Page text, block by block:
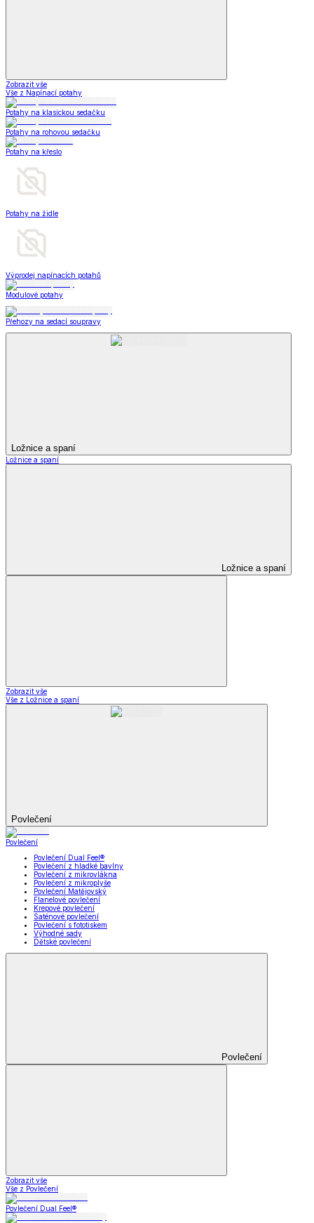
Zobrazit vše
Vše z Napínací potahy
Potahy na klasickou sedačku
Potahy na rohovou sedačku
Potahy na křeslo
Potahy na židle
Výprodej napínacích potahů
Modulové potahy
Přehozy na sedací soupravy
Ložnice a spaní
Ložnice a spaní
Ložnice a spaní
Zobrazit vše
Vše z Ložnice a spaní
Povlečení
Povlečení
Povlečení Dual Feel®
Povlečení z hladké bavlny
Povlečení z mikrovlákna
Povlečení z mikroplyše
Povlečení Matějovský
Flanelové povlečení
Krepové povlečení
Saténové povlečení
Povlečení s fototiskem
Výhodné sady
Dětské povlečení
Povlečení
Zobrazit vše
Vše z Povlečení
Povlečení Dual Feel®